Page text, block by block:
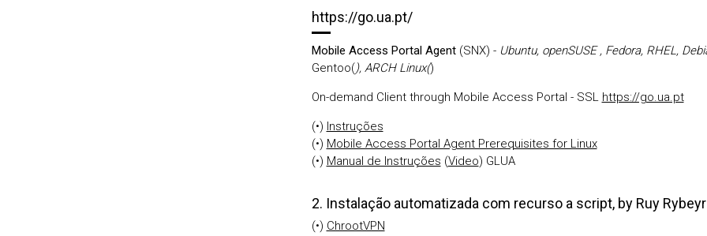
https://go.ua.pt/
Mobile Access Portal Agent(SNX) - Ubuntu, openSUSE , Fedora, RHEL,
Gentoo(), ARCH Linux()
On-demand Client through Mobile Access Portal - SSL https://go.ua.pt
(•) Instruções
(•) Mobile Access Portal Agent Prerequisites for Linux
(•) Manual de Instruções (Video) GLUA
2. Instalação automatizada com recurso a script, by Ruy
(•) ChrootVPN